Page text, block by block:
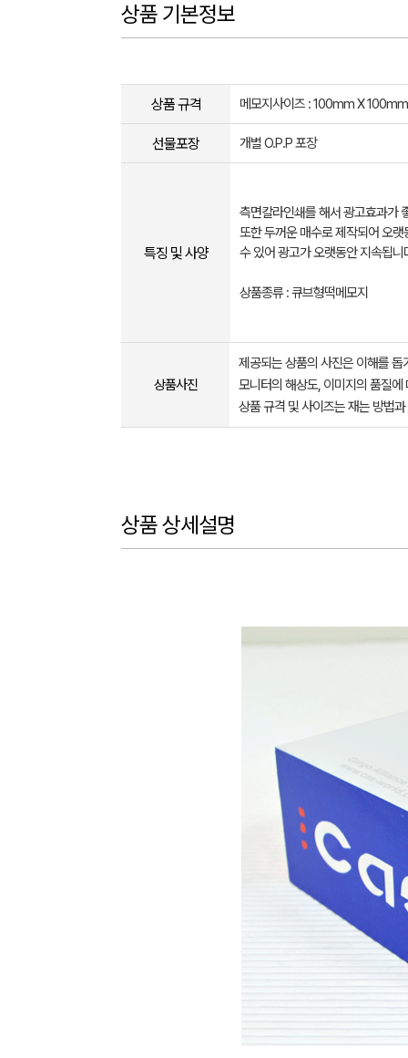
상품 기본정보
상품 규격 메모지사이즈 : 100mm X
선물포장 개별 O.P.P 포장
특징 및 사양
측면칼라인쇄를 해서 광고효과가
또한 두꺼운 매수로 제작되어 오랫
수 있어 광고가 오랫동안 지속됩니
상품종류 : 큐브형떡메모지
상품사진
제공되는 상품의 사진은 이해를
모니터의 해상도, 이미지의 품질
상품 규격 및 사이즈는 재는 방법
상품 상세설명